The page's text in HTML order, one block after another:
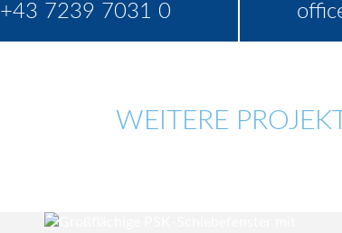
+43 7239 7031 0
WEITERE